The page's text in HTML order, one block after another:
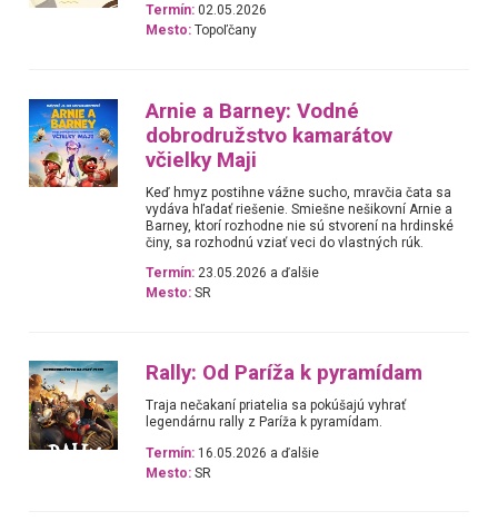
Termín: 02.05.2026
Mesto: Topoľčany
Arnie a Barney: Vodné
dobrodružstvo kamarátov
včielky Maji
Keď hmyz postihne vážne sucho, mravčia čata sa
vydáva hľadať riešenie. Smiešne nešikovní Arnie a
Barney, ktorí rozhodne nie sú stvorení na hrdinské
činy, sa rozhodnú vziať veci do vlastných rúk.
Termín: 23.05.2026 a ďalšie
Mesto: SR
Rally: Od Paríža k pyramídam
Traja nečakaní priatelia sa pokúšajú vyhrať
legendárnu rally z Paríža k pyramídam.
Termín: 16.05.2026 a ďalšie
Mesto: SR